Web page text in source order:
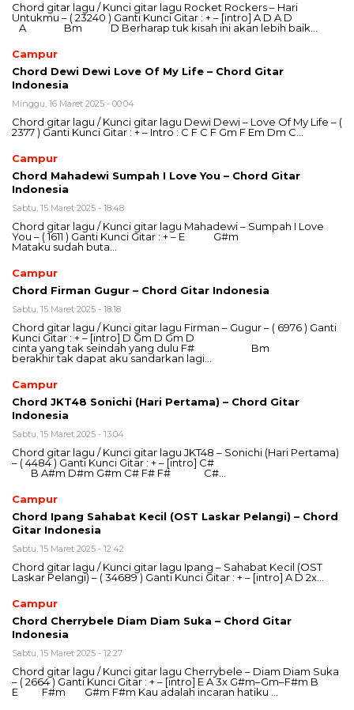
Chord gitar lagu / Kunci gitar lagu Rocket Rockers – Hari
Untukmu – ( 23240 ) Ganti Kunci Gitar : + – [intro] A D A D
A Bm D Berharap tuk kisah ini akan lebih baik…
Campur
Chord Dewi Dewi Love Of My Life – Chord Gitar
Indonesia
Minggu, 16 Maret 2025 - 00:04
Chord gitar lagu / Kunci gitar lagu Dewi Dewi – Love Of My Life – (
2377 ) Ganti Kunci Gitar : + – Intro : C F C F Gm F Em Dm C…
Campur
Chord Mahadewi Sumpah I Love You – Chord Gitar
Indonesia
Sabtu, 15 Maret 2025 - 18:48
Chord gitar lagu / Kunci gitar lagu Mahadewi – Sumpah I Love
You – ( 1611 ) Ganti Kunci Gitar : + – E G#m
Mataku sudah buta…
Campur
Chord Firman Gugur – Chord Gitar Indonesia
Sabtu, 15 Maret 2025 - 18:18
Chord gitar lagu / Kunci gitar lagu Firman – Gugur – ( 6976 ) Ganti
Kunci Gitar : + – [intro] D Gm D Gm D
cinta yang tak seindah yang dulu F# Bm
berakhir tak dapat aku sandarkan lagi…
Campur
Chord JKT48 Sonichi (Hari Pertama) – Chord Gitar
Indonesia
Sabtu, 15 Maret 2025 - 13:04
Chord gitar lagu / Kunci gitar lagu JKT48 – Sonichi (Hari Pertama)
– ( 4484 ) Ganti Kunci Gitar : + – [intro] C#
B A#m D#m G#m C# F# F# C#…
Campur
Chord Ipang Sahabat Kecil (OST Laskar Pelangi) – Chord
Gitar Indonesia
Sabtu, 15 Maret 2025 - 12:42
Chord gitar lagu / Kunci gitar lagu Ipang – Sahabat Kecil (OST
Laskar Pelangi) – ( 34689 ) Ganti Kunci Gitar : + – [intro] A D 2x…
Campur
Chord Cherrybele Diam Diam Suka – Chord Gitar
Indonesia
Sabtu, 15 Maret 2025 - 12:27
Chord gitar lagu / Kunci gitar lagu Cherrybele – Diam Diam Suka
– ( 2664 ) Ganti Kunci Gitar : + – [intro] E A 3x G#m–Gm–F#m B
E F#m G#m F#m Kau adalah incaran hatiku …